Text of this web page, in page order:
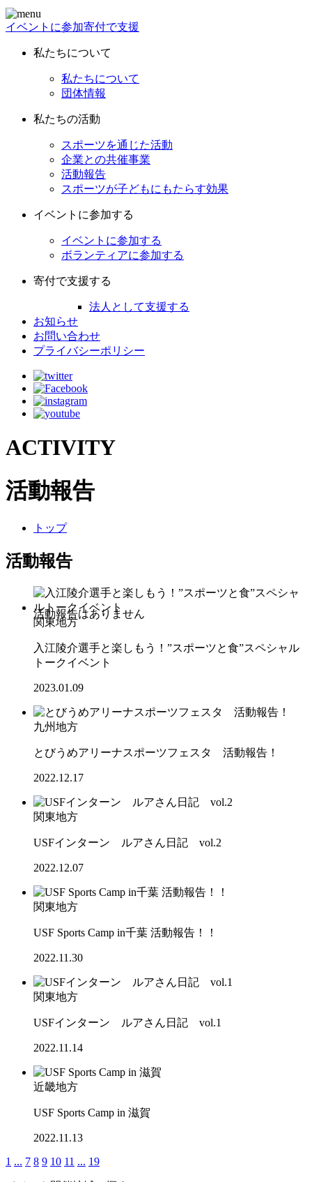
イベントに参加寄付で支援
私たちについて
私たちについて
団体情報
私たちの活動
スポーツを通じた活動
企業との共催事業
活動報告
スポーツが子どもにもたらす効果
イベントに参加する
イベントに参加する
ボランティアに参加する
寄付で支援する
法人として支援する
お知らせ
お問い合わせ
プライバシーポリシー
ACTIVITY
活動報告
トップ
活動報告
関東地方
入江陵介選手と楽しもう！”スポーツと食”スペシャル
トークイベント
2023.01.09
九州地方
とびうめアリーナスポーツフェスタ 活動報告！
2022.12.17
関東地方
USFインターン ルアさん日記 vol.2
2022.12.07
関東地方
USF Sports Camp in千葉 活動報告！！
2022.11.30
関東地方
USFインターン ルアさん日記 vol.1
2022.11.14
近畿地方
USF Sports Camp in 滋賀
2022.11.13
1 ... 7 8 9 10 11 ... 19